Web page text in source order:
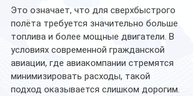
Это означает, что для сверхбыстрого
полёта требуется значительно больше
топлива и более мощные двигатели. В
условиях современной гражданской
авиации, где авиакомпании стремятся
минимизировать расходы, такой
подход оказывается слишком дорогим.